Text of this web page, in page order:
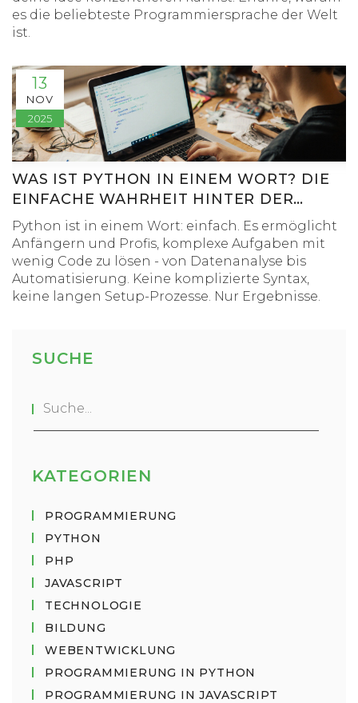
es die beliebteste Programmiersprache der Welt
ist.
13
NOV
2025
WAS IST PYTHON IN EINEM WORT? DIE
EINFACHE WAHRHEIT HINTER DER
PROGRAMMIERSPRACHE
Python ist in einem Wort: einfach. Es ermöglicht
Anfängern und Profis, komplexe Aufgaben mit
wenig Code zu lösen - von Datenanalyse bis
Automatisierung. Keine komplizierte Syntax,
keine langen Setup-Prozesse. Nur Ergebnisse.
SUCHE
KATEGORIEN
PROGRAMMIERUNG
PYTHON
PHP
JAVASCRIPT
TECHNOLOGIE
BILDUNG
WEBENTWICKLUNG
PROGRAMMIERUNG IN PYTHON
PROGRAMMIERUNG IN JAVASCRIPT